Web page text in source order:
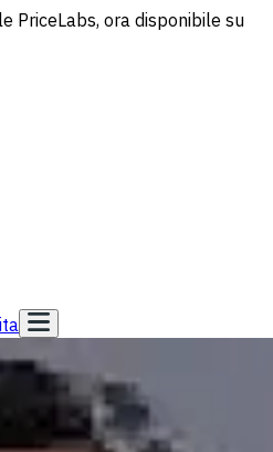
PriceLabs, ora disponibile su